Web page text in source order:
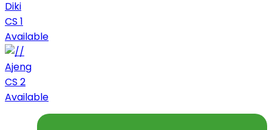
Diki
CS 1
Available
Ajeng
CS 2
Available